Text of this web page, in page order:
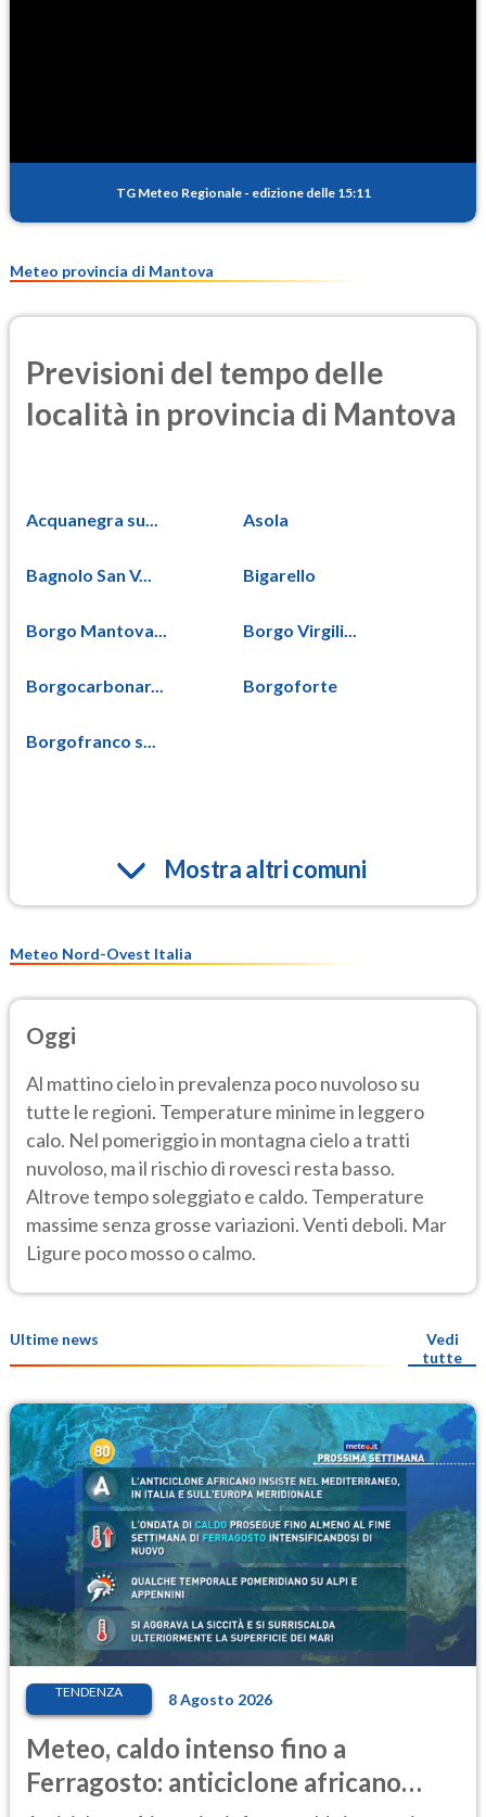
TG Meteo Regionale - edizione delle 15:11
Meteo provincia di Mantova
Previsioni del tempo delle
località in provincia di Mantova
Acquanegra su... Asola
Bagnolo San V... Bigarello
Borgo Mantova... Borgo Virgili...
Borgocarbonar... Borgoforte
Borgofranco s...
Mostra altri comuni
Meteo Nord-Ovest Italia
Oggi
Al mattino cielo in prevalenza poco nuvoloso su
tutte le regioni. Temperature minime in leggero
calo. Nel pomeriggio in montagna cielo a tratti
nuvoloso, ma il rischio di rovesci resta basso.
Altrove tempo soleggiato e caldo. Temperature
massime senza grosse variazioni. Venti deboli. Mar
Ligure poco mosso o calmo.
Ultime news
Vedi
tutte
TENDENZA 8 Agosto 2026
Meteo, caldo intenso fino a
Ferragosto: anticiclone africano